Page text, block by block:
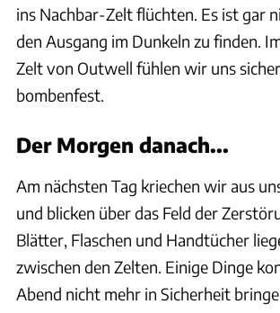
ins Nachbar-Zelt flüchten. Es ist gar
den Ausgang im Dunkeln zu finden.
Zelt von Outwell fühlen wir uns
bombenfest.
Der Morgen danach...
Am nächsten Tag kriechen wir aus
und blicken über das Feld der
Blätter, Flaschen und Handtücher
zwischen den Zelten. Einige Dinge
Abend nicht mehr in Sicherheit